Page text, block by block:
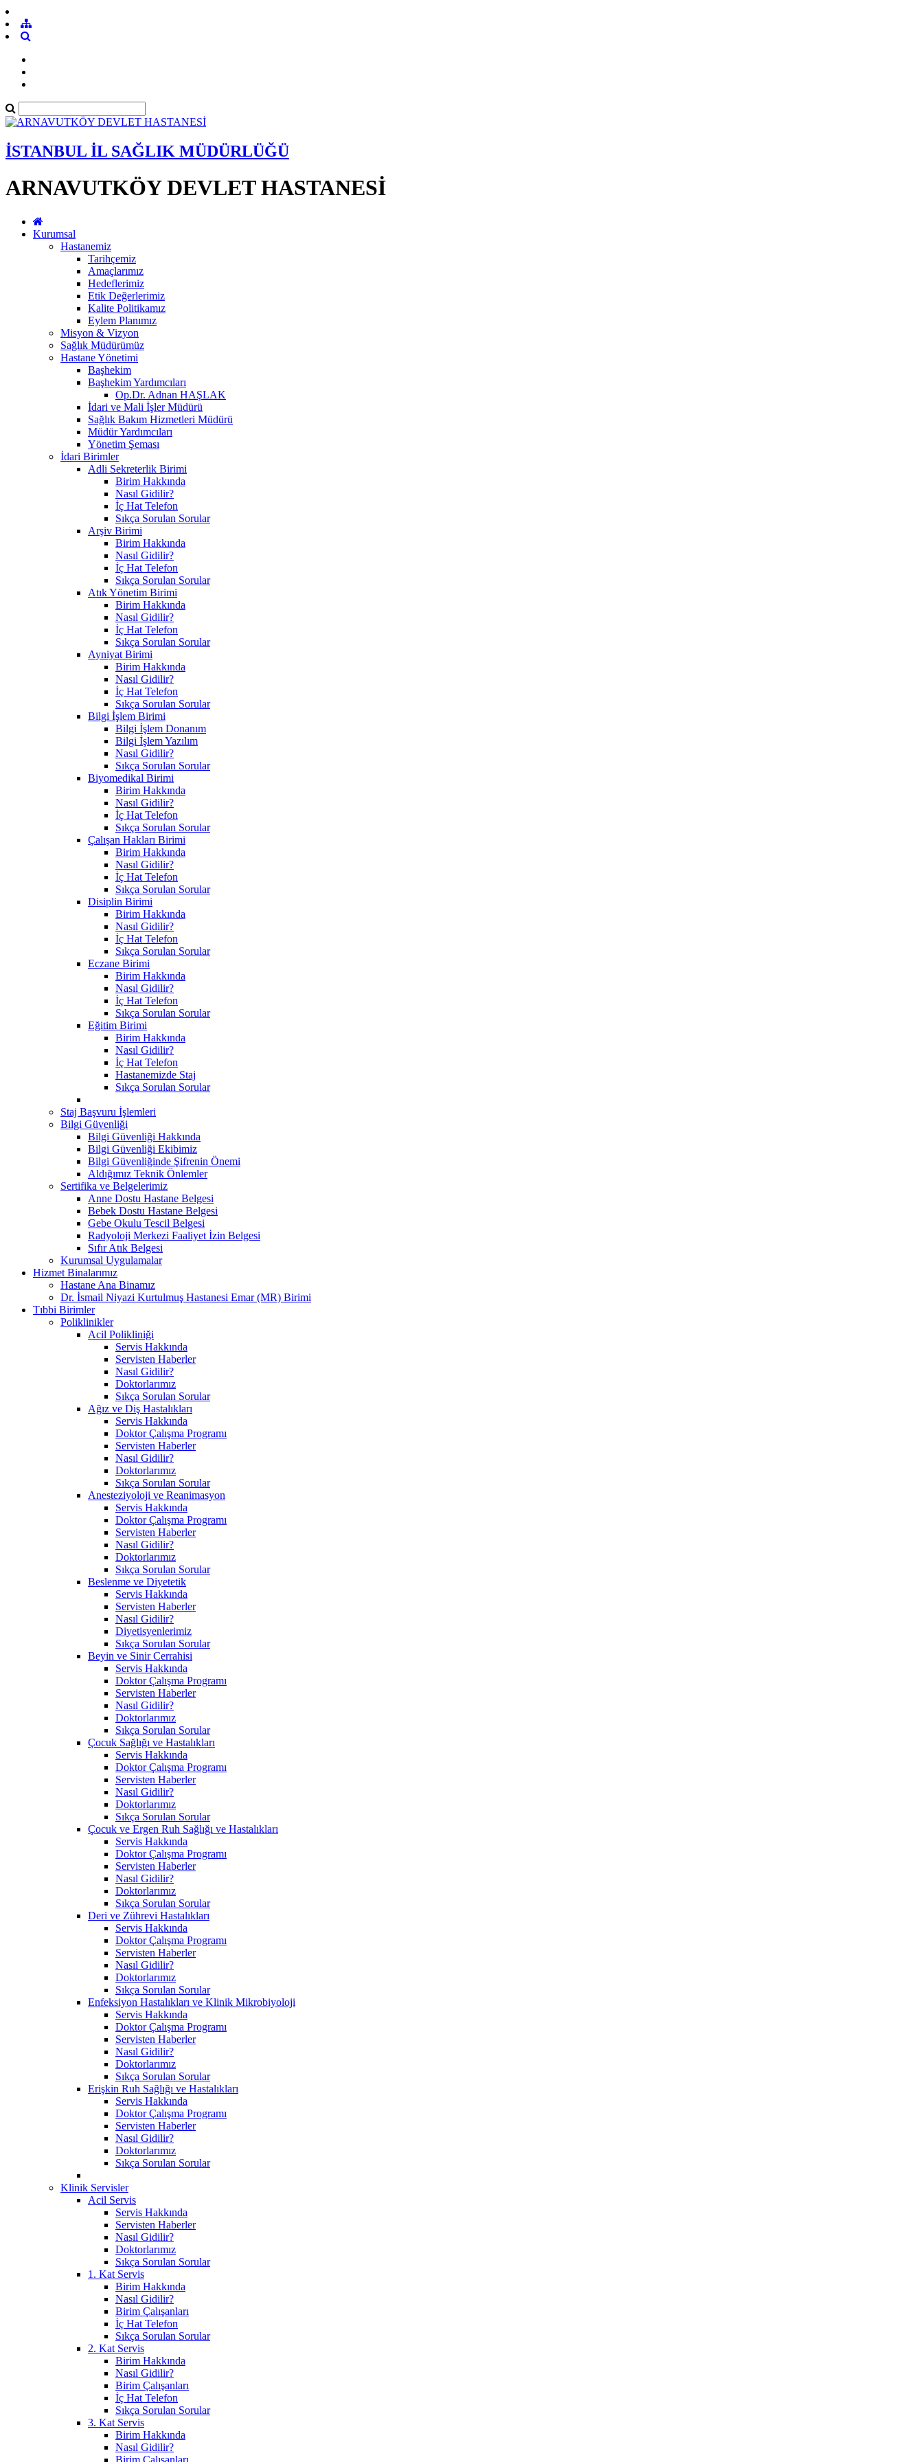
İSTANBUL İL SAĞLIK MÜDÜRLÜĞÜ
ARNAVUTKÖY DEVLET HASTANESİ
Kurumsal
Hastanemiz
Tarihçemiz
Amaçlarımız
Hedeflerimiz
Etik Değerlerimiz
Kalite Politikamız
Eylem Planımız
Misyon & Vizyon
Sağlık Müdürümüz
Hastane Yönetimi
Başhekim
Başhekim Yardımcıları
Op.Dr. Adnan HAŞLAK
İdari ve Mali İşler Müdürü
Sağlık Bakım Hizmetleri Müdürü
Müdür Yardımcıları
Yönetim Şeması
İdari Birimler
Adli Sekreterlik Birimi
Birim Hakkında
Nasıl Gidilir?
İç Hat Telefon
Sıkça Sorulan Sorular
Arşiv Birimi
Birim Hakkında
Nasıl Gidilir?
İç Hat Telefon
Sıkça Sorulan Sorular
Atık Yönetim Birimi
Birim Hakkında
Nasıl Gidilir?
İç Hat Telefon
Sıkça Sorulan Sorular
Ayniyat Birimi
Birim Hakkında
Nasıl Gidilir?
İç Hat Telefon
Sıkça Sorulan Sorular
Bilgi İşlem Birimi
Bilgi İşlem Donanım
Bilgi İşlem Yazılım
Nasıl Gidilir?
Sıkça Sorulan Sorular
Biyomedikal Birimi
Birim Hakkında
Nasıl Gidilir?
İç Hat Telefon
Sıkça Sorulan Sorular
Çalışan Hakları Birimi
Birim Hakkında
Nasıl Gidilir?
İç Hat Telefon
Sıkça Sorulan Sorular
Disiplin Birimi
Birim Hakkında
Nasıl Gidilir?
İç Hat Telefon
Sıkça Sorulan Sorular
Eczane Birimi
Birim Hakkında
Nasıl Gidilir?
İç Hat Telefon
Sıkça Sorulan Sorular
Eğitim Birimi
Birim Hakkında
Nasıl Gidilir?
İç Hat Telefon
Hastanemizde Staj
Sıkça Sorulan Sorular
Staj Başvuru İşlemleri
Bilgi Güvenliği
Bilgi Güvenliği Hakkında
Bilgi Güvenliği Ekibimiz
Bilgi Güvenliğinde Şifrenin Önemi
Aldığımız Teknik Önlemler
Sertifika ve Belgelerimiz
Anne Dostu Hastane Belgesi
Bebek Dostu Hastane Belgesi
Gebe Okulu Tescil Belgesi
Radyoloji Merkezi Faaliyet İzin Belgesi
Sıfır Atık Belgesi
Kurumsal Uygulamalar
Hizmet Binalarımız
Hastane Ana Binamız
Dr. İsmail Niyazi Kurtulmuş Hastanesi Emar (MR) Birimi
Tıbbi Birimler
Poliklinikler
Acil Polikliniği
Servis Hakkında
Servisten Haberler
Nasıl Gidilir?
Doktorlarımız
Sıkça Sorulan Sorular
Ağız ve Diş Hastalıkları
Servis Hakkında
Doktor Çalışma Programı
Servisten Haberler
Nasıl Gidilir?
Doktorlarımız
Sıkça Sorulan Sorular
Anesteziyoloji ve Reanimasyon
Servis Hakkında
Doktor Çalışma Programı
Servisten Haberler
Nasıl Gidilir?
Doktorlarımız
Sıkça Sorulan Sorular
Beslenme ve Diyetetik
Servis Hakkında
Servisten Haberler
Nasıl Gidilir?
Diyetisyenlerimiz
Sıkça Sorulan Sorular
Beyin ve Sinir Cerrahisi
Servis Hakkında
Doktor Çalışma Programı
Servisten Haberler
Nasıl Gidilir?
Doktorlarımız
Sıkça Sorulan Sorular
Çocuk Sağlığı ve Hastalıkları
Servis Hakkında
Doktor Çalışma Programı
Servisten Haberler
Nasıl Gidilir?
Doktorlarımız
Sıkça Sorulan Sorular
Çocuk ve Ergen Ruh Sağlığı ve Hastalıkları
Servis Hakkında
Doktor Çalışma Programı
Servisten Haberler
Nasıl Gidilir?
Doktorlarımız
Sıkça Sorulan Sorular
Deri ve Zührevi Hastalıkları
Servis Hakkında
Doktor Çalışma Programı
Servisten Haberler
Nasıl Gidilir?
Doktorlarımız
Sıkça Sorulan Sorular
Enfeksiyon Hastalıkları ve Klinik Mikrobiyoloji
Servis Hakkında
Doktor Çalışma Programı
Servisten Haberler
Nasıl Gidilir?
Doktorlarımız
Sıkça Sorulan Sorular
Erişkin Ruh Sağlığı ve Hastalıkları
Servis Hakkında
Doktor Çalışma Programı
Servisten Haberler
Nasıl Gidilir?
Doktorlarımız
Sıkça Sorulan Sorular
Klinik Servisler
Acil Servis
Servis Hakkında
Servisten Haberler
Nasıl Gidilir?
Doktorlarımız
Sıkça Sorulan Sorular
1. Kat Servis
Birim Hakkında
Nasıl Gidilir?
Birim Çalışanları
İç Hat Telefon
Sıkça Sorulan Sorular
2. Kat Servis
Birim Hakkında
Nasıl Gidilir?
Birim Çalışanları
İç Hat Telefon
Sıkça Sorulan Sorular
3. Kat Servis
Birim Hakkında
Nasıl Gidilir?
Birim Çalışanları